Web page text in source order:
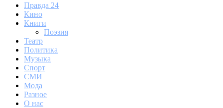
Правда 24
Кино
Книги
Поэзия
Театр
Политика
Музыка
Спорт
СМИ
Мода
Разное
О нас